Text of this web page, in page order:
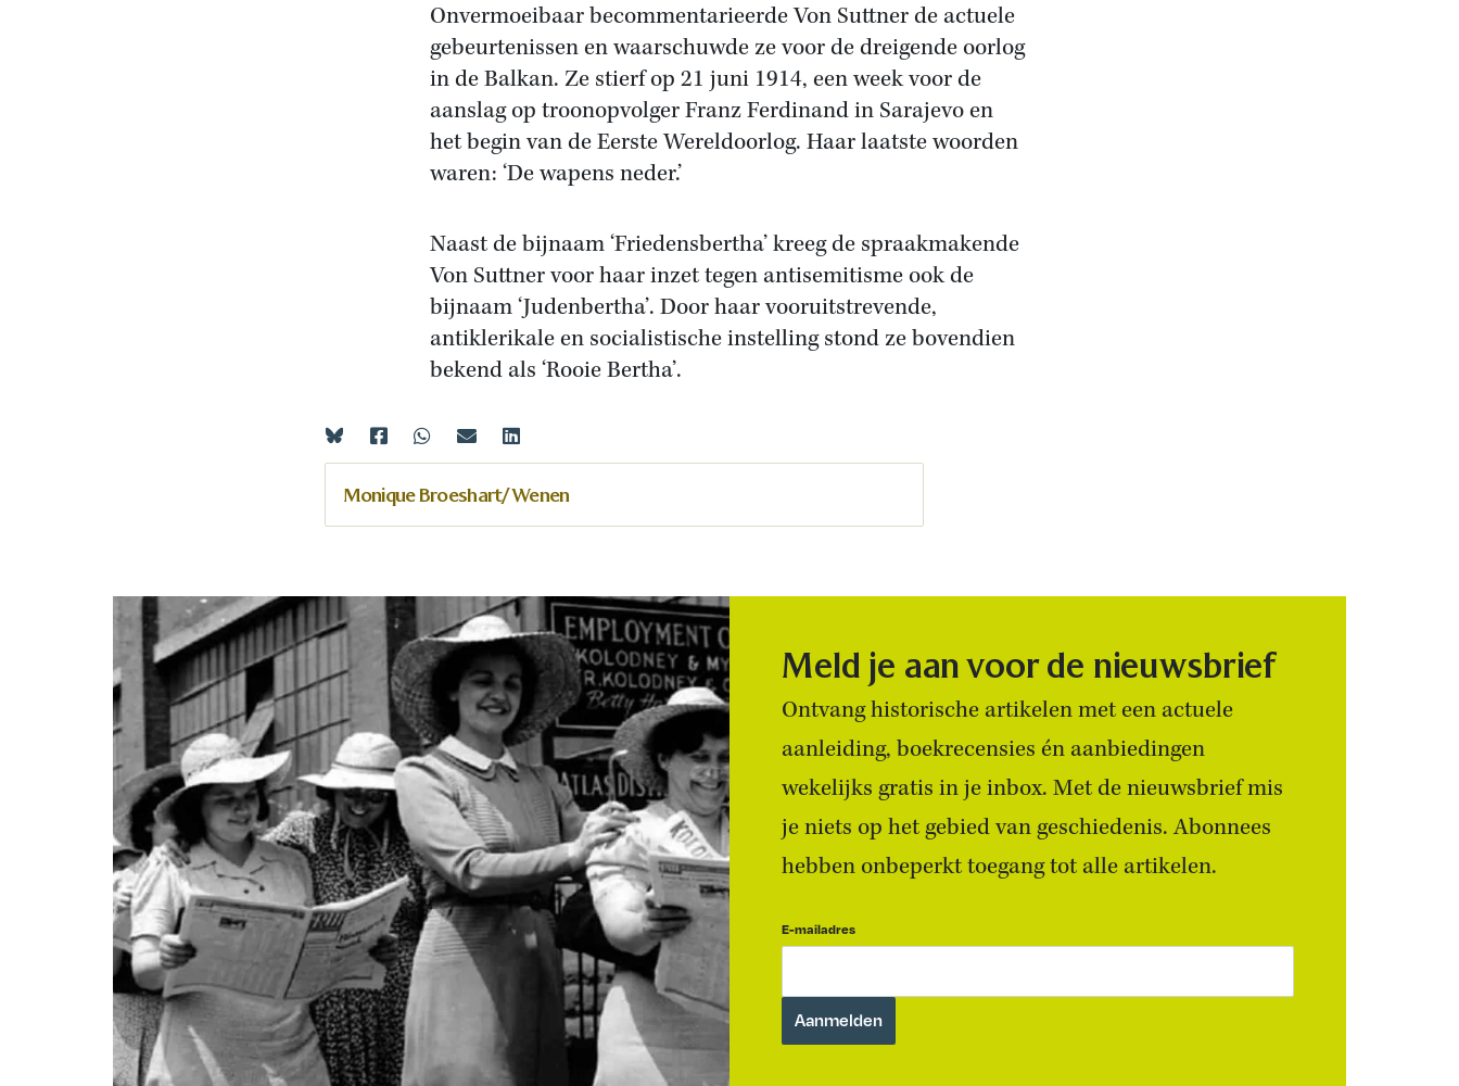
Onvermoeibaar becommentarieerde Von Suttner de actuele
gebeurtenissen en waarschuwde ze voor de dreigende oorlog
in de Balkan. Ze stierf op 21 juni 1914, een week voor de
aanslag op troonopvolger Franz Ferdinand in Sarajevo en
het begin van de Eerste Wereldoorlog. Haar laatste woorden
waren: ‘De wapens neder.’
Naast de bijnaam ‘Friedensbertha’ kreeg de spraakmakende
Von Suttner voor haar inzet tegen antisemitisme ook de
bijnaam ‘Judenbertha’. Door haar vooruitstrevende,
antiklerikale en socialistische instelling stond ze bovendien
bekend als ‘Rooie Bertha’.
Monique Broeshart/ Wenen
Meld je aan voor de nieuwsbrief
Ontvang historische artikelen met een actuele
aanleiding, boekrecensies én aanbiedingen
wekelijks gratis in je inbox. Met de nieuwsbrief mis
je niets op het gebied van geschiedenis. Abonnees
hebben onbeperkt toegang tot alle artikelen.
E-mailadres